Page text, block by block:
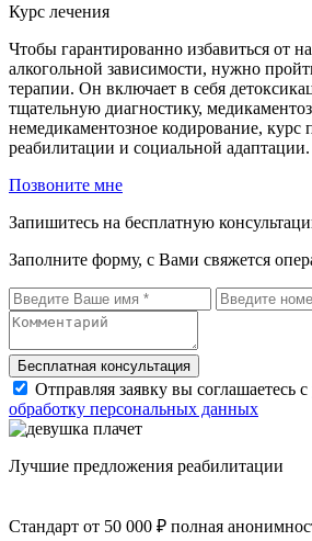
Курс лечения
Чтобы гарантированно избавиться от
алкогольной зависимости, нужно
терапии. Он включает в себя
тщательную диагностику,
немедикаментозное кодирование, курс
реабилитации и социальной адаптации.
Позвоните мне
Запишитесь на бесплатную
Заполните форму, с Вами свяжется
Бесплатная консультация
Отправляя заявку вы соглашаетесь с
обработку персональных данных
Лучшие предложения реабилитации
Стандарт от 50 000 ₽ полная